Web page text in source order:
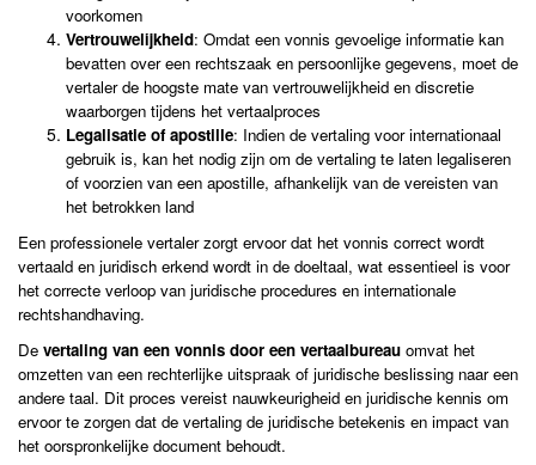
voorkomen
Vertrouwelijkheid: Omdat een vonnis gevoelige informatie kan
bevatten over een rechtszaak en persoonlijke gegevens, moet de
vertaler de hoogste mate van vertrouwelijkheid en discretie
waarborgen tijdens het vertaalproces
Legalisatie of apostille: Indien de vertaling voor internationaal
gebruik is, kan het nodig zijn om de vertaling te laten legaliseren
of voorzien van een apostille, afhankelijk van de vereisten van
het betrokken land
Een professionele vertaler zorgt ervoor dat het vonnis correct wordt
vertaald en juridisch erkend wordt in de doeltaal, wat essentieel is voor
het correcte verloop van juridische procedures en internationale
rechtshandhaving.
De vertaling van een vonnis door een vertaalbureau omvat het
omzetten van een rechterlijke uitspraak of juridische beslissing naar een
andere taal. Dit proces vereist nauwkeurigheid en juridische kennis om
ervoor te zorgen dat de vertaling de juridische betekenis en impact van
het oorspronkelijke document behoudt.